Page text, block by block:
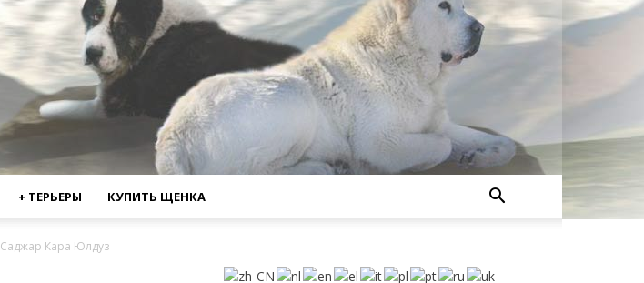
+ ТЕРЬЕРЫ КУПИТЬ ЩЕНКА
Саджар Кара Юлдуз